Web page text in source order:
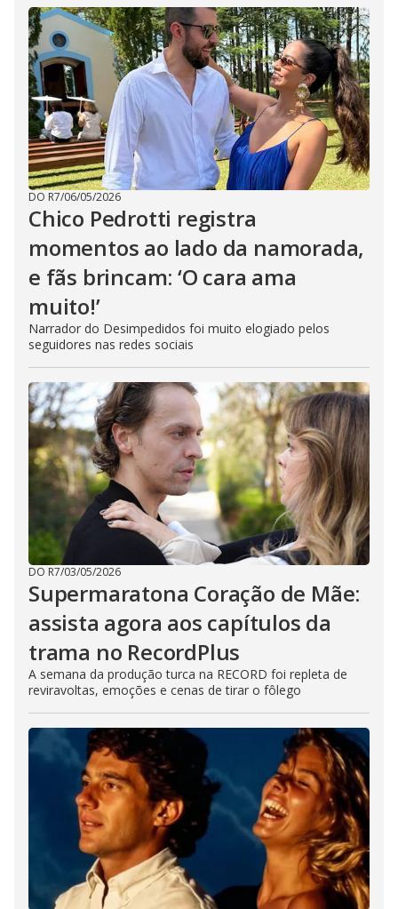
DO R7/06/05/2026
Chico Pedrotti registra
momentos ao lado da namorada,
e fãs brincam: ‘O cara ama
muito!’
Narrador do Desimpedidos foi muito elogiado pelos
seguidores nas redes sociais
DO R7/03/05/2026
Supermaratona Coração de Mãe:
assista agora aos capítulos da
trama no RecordPlus
A semana da produção turca na RECORD foi repleta de
reviravoltas, emoções e cenas de tirar o fôlego